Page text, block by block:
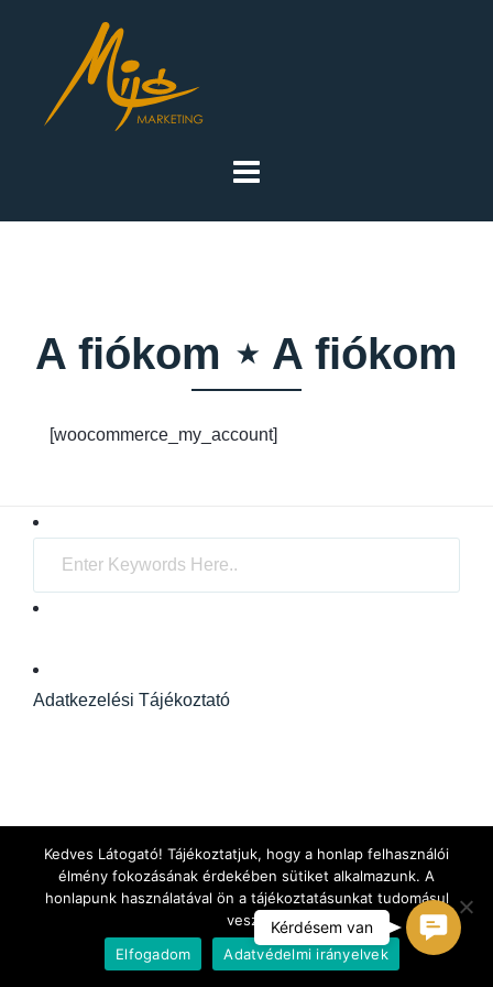
A fiókom ⋆ A fiókom
[woocommerce_my_account]
Adatkezelési Tájékoztató
Kedves Látogató! Tájékoztatjuk, hogy a honlap felhasználói
élmény fokozásának érdekében sütiket alkalmazunk. A
honlapunk használatával ön a tájékoztatásunkat tudomásul
veszi.
Elfogadom
Adatvédelmi irányelvek
C
o
Kérdésem van